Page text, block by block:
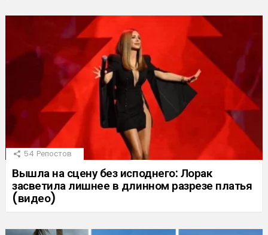
54 Репостов
Вышла на сцену без исподнего: Лорак
засветила лишнее в длинном разрезе платья
(видео)